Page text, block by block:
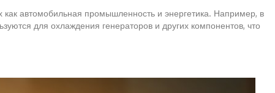
как автомобильная промышленность и энергетика. Например, в
для охлаждения генераторов и других компонентов, что